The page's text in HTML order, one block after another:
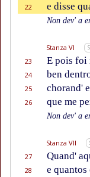
22 e disse
Non dev' a
Stanza VI
23 E pois foi
24 ben
25 chorand'
26 que me
Non dev' a
Stanza VII
27 Quand'
28 e